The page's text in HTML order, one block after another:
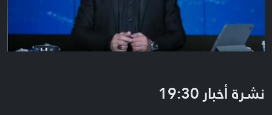
نشرة أخبار 19:30